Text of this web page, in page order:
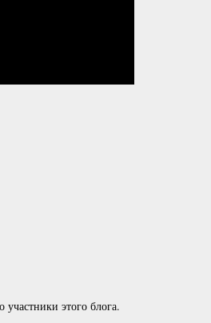
этого блога.